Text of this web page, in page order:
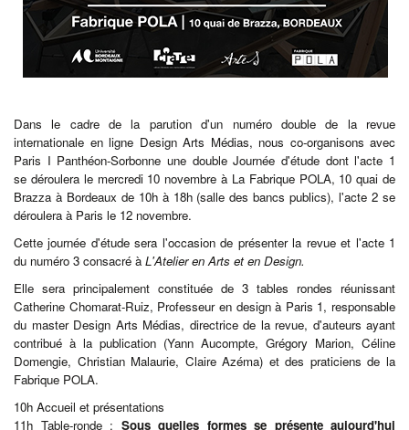
Dans le cadre de la parution d'un numéro double de la revue
internationale en ligne Design Arts Médias, nous co-organisons avec
Paris I Panthéon-Sorbonne une double Journée d'étude dont l'acte 1
se déroulera le mercredi 10 novembre à La Fabrique POLA, 10 quai de
Brazza à Bordeaux de 10h à 18h (salle des bancs publics), l'acte 2 se
déroulera à Paris le 12 novembre.
Cette journée d'étude sera l'occasion de présenter la revue et l'acte 1
du numéro 3 consacré à L'Atelier en Arts et en Design.
Elle sera principalement constituée de 3 tables rondes réunissant
Catherine Chomarat-Ruiz, Professeur en design à Paris 1, responsable
du master Design Arts Médias, directrice de la revue, d'auteurs ayant
contribué à la publication (Yann Aucompte, Grégory Marion, Céline
Domengie, Christian Malaurie, Claire Azéma) et des praticiens de la
Fabrique POLA.
10h Accueil et présentations
11h Table-ronde : Sous quelles formes se présente aujourd'hui